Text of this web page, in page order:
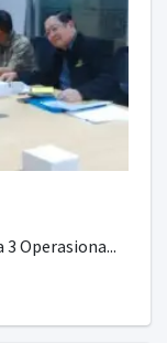
Operasiona...